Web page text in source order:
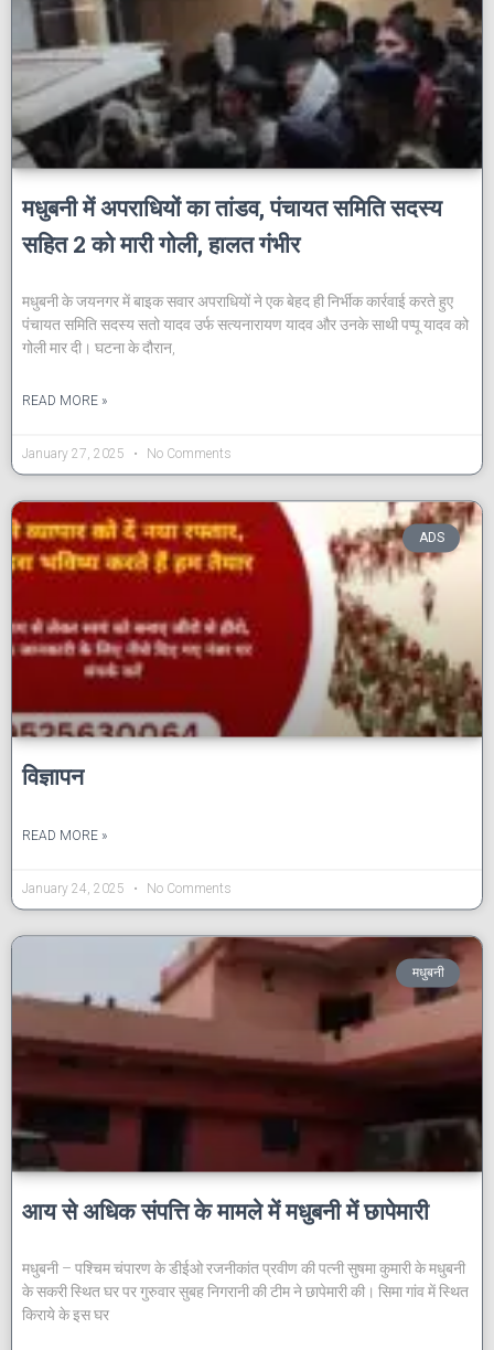
मधुबनी में अपराधियों का तांडव, पंचायत समिति सदस्य
सहित 2 को मारी गोली, हालत गंभीर
मधुबनी के जयनगर में बाइक सवार अपराधियों ने एक बेहद ही निर्भीक कार्रवाई करते हुए
पंचायत समिति सदस्य सतो यादव उर्फ सत्यनारायण यादव और उनके साथी पप्पू यादव को
गोली मार दी। घटना के दौरान,
READ MORE »
January 27, 2025 No Comments
ADS
विज्ञापन
READ MORE »
January 24, 2025 No Comments
मधुबनी
आय से अधिक संपत्ति के मामले में मधुबनी में छापेमारी
मधुबनी – पश्चिम चंपारण के डीईओ रजनीकांत प्रवीण की पत्नी सुषमा कुमारी के मधुबनी
के सकरी स्थित घर पर गुरुवार सुबह निगरानी की टीम ने छापेमारी की। सिमा गांव में स्थित
किराये के इस घर